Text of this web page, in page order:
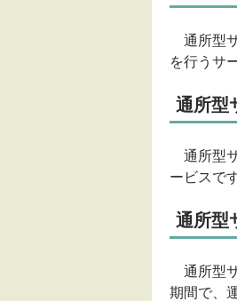
通所型
を行うサ
通所型
通所型
ービスです
通所型
通所型
期間で、